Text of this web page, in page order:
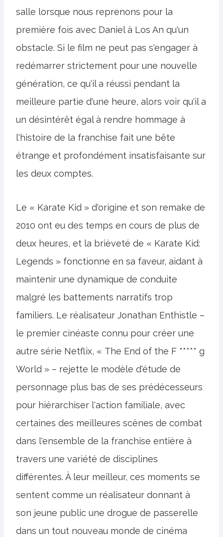
salle lorsque nous reprenons pour la
première fois avec Daniel à Los An qu'un
obstacle. Si le film ne peut pas s'engager à
redémarrer strictement pour une nouvelle
génération, ce qu'il a réussi pendant la
meilleure partie d'une heure, alors voir qu'il a
un désintérêt égal à rendre hommage à
l'histoire de la franchise fait une bête
étrange et profondément insatisfaisante sur
les deux comptes.
Le « Karate Kid » d'origine et son remake de
2010 ont eu des temps en cours de plus de
deux heures, et la brièveté de « Karate Kid:
Legends » fonctionne en sa faveur, aidant à
maintenir une dynamique de conduite
malgré les battements narratifs trop
familiers. Le réalisateur Jonathan Enthistle –
le premier cinéaste connu pour créer une
autre série Netflix, « The End of the F ***** g
World » – rejette le modèle d'étude de
personnage plus bas de ses prédécesseurs
pour hiérarchiser l'action familiale, avec
certaines des meilleures scènes de combat
dans l'ensemble de la franchise entière à
travers une variété de disciplines
différentes. À leur meilleur, ces moments se
sentent comme un réalisateur donnant à
son jeune public une drogue de passerelle
dans un tout nouveau monde de cinéma